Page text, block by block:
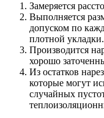
Замеряется
Выполняется
допуском по
плотной укладки.
Производится
хорошо
Из остатков
которые могут
случайных